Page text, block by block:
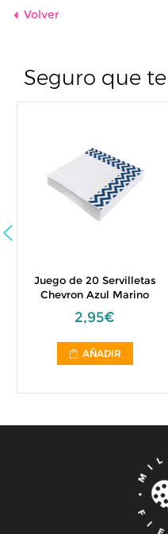
Volver
Seguro que
Juego de 20 Servilletas
Chevron Azul Marino
2,95€
AÑADIR